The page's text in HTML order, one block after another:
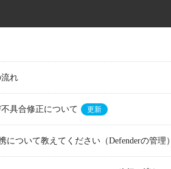
れ
具合修正について 更新
について教えてください（Defenderの管理）